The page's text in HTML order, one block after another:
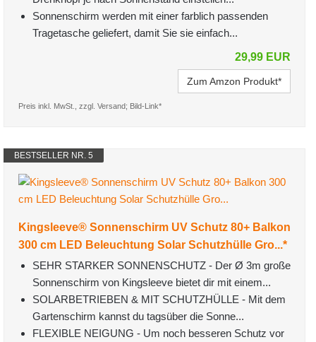
Sonnenschirm werden mit einer farblich passenden
Tragetasche geliefert, damit Sie sie einfach...
29,99 EUR
Zum Amzon Produkt*
Preis inkl. MwSt., zzgl. Versand; Bild-Link*
BESTSELLER NR. 5
Kingsleeve® Sonnenschirm UV Schutz 80+ Balkon
300 cm LED Beleuchtung Solar Schutzhülle Gro...*
SEHR STARKER SONNENSCHUTZ - Der Ø 3m große
Sonnenschirm von Kingsleeve bietet dir mit einem...
SOLARBETRIEBEN & MIT SCHUTZHÜLLE - Mit dem
Gartenschirm kannst du tagsüber die Sonne...
FLEXIBLE NEIGUNG - Um noch besseren Schutz vor